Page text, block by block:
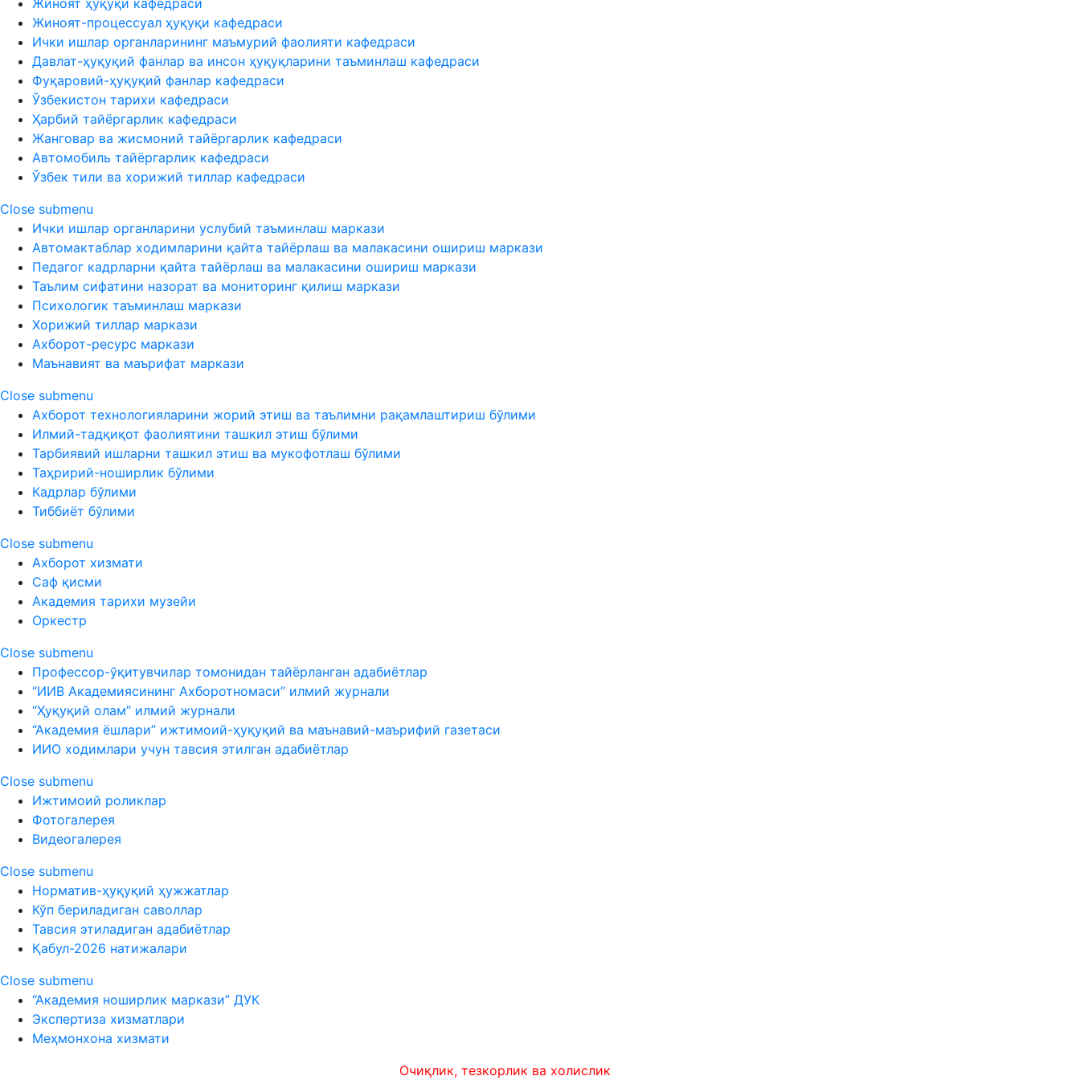
Жиноят ҳуқуқи кафедраси
Жиноят-процессуал ҳуқуқи кафедраси
Ички ишлар органларининг маъмурий фаолияти кафедраси
Давлат-ҳуқуқий фанлар ва инсон ҳуқуқларини таъминлаш кафедраси
Фуқаровий-ҳуқуқий фанлар кафедраси
Ўзбекистон тарихи кафедраси
Ҳарбий тайёргарлик кафедраси
Жанговар ва жисмоний тайёргарлик кафедраси
Автомобиль тайёргарлик кафедраси
Ўзбек тили ва хорижий тиллар кафедраси
Close submenu
Ички ишлар органларини услубий таъминлаш маркази
Автомактаблар ходимларини қайта тайёрлаш ва малакасини ошириш маркази
Педагог кадрларни қайта тайёрлаш ва малакасини ошириш маркази
Таълим сифатини назорат ва мониторинг қилиш маркази
Психологик таъминлаш маркази
Хорижий тиллар маркази
Ахборот-ресурс маркази
Маънавият ва маърифат маркази
Close submenu
Ахборот технологияларини жорий этиш ва таълимни рақамлаштириш бўлими
Илмий-тадқиқот фаолиятини ташкил этиш бўлими
Тарбиявий ишларни ташкил этиш ва мукофотлаш бўлими
Таҳририй-ноширлик бўлими
Кадрлар бўлими
Тиббиёт бўлими
Close submenu
Ахборот хизмати
Саф қисми
Академия тарихи музейи
Оркестр
Close submenu
Профессор-ўқитувчилар томонидан тайёрланган адабиётлар
“ИИВ Академиясининг Ахборотномаси” илмий журнали
“Ҳуқуқий олам” илмий журнали
“Академия ёшлари” ижтимоий-ҳуқуқий ва маънавий-маърифий газетаси
ИИО ходимлари учун тавсия этилган адабиётлар
Close submenu
Ижтимоий роликлар
Фотогалерея
Видеогалерея
Close submenu
Норматив-ҳуқуқий ҳужжатлар
Кўп бериладиган саволлар
Тавсия этиладиган адабиётлар
Қабул-2026 натижалари
Close submenu
“Академия ноширлик маркази” ДУК
Экспертиза хизматлари
Меҳмонхона хизмати
Очиқлик, тезкорлик ва холислик